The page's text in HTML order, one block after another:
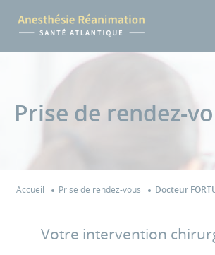
Prise de rendez-
Accueil Prise de rendez-vous Docteur
Votre intervention